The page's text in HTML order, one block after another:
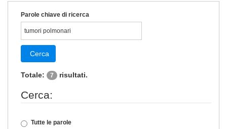
Parole chiave di ricerca
Cerca
Totale: 7 risultati.
Cerca:
Tutte le parole